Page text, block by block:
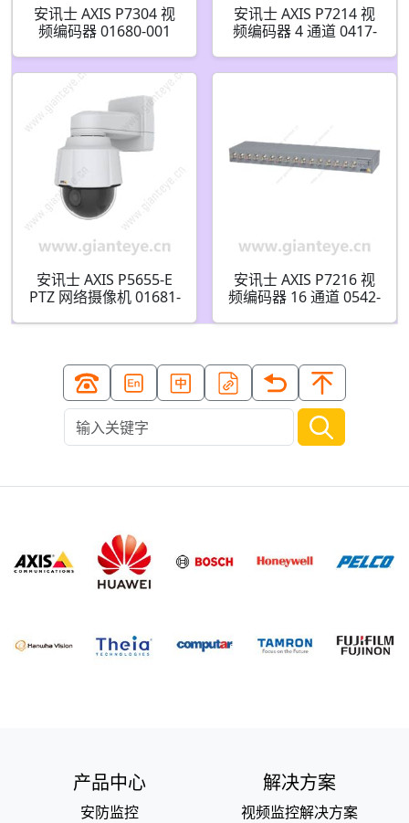
安讯士 AXIS P7304 视
频编码器 01680-001
安讯士 AXIS P7214 视
频编码器 4 通道 0417-
安讯士 AXIS P5655-E
PTZ 网络摄像机 01681-
安讯士 AXIS P7216 视
频编码器 16 通道 0542-
产品中心
安防监控
解决方案
视频监控解决方案